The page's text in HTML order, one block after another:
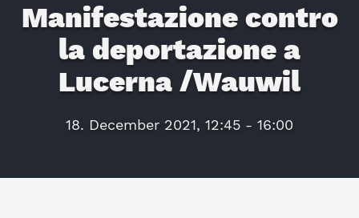
Manifestazione contro
la deportazione a
Lucerna /Wauwil
18. December 2021, 12:45 - 16:00